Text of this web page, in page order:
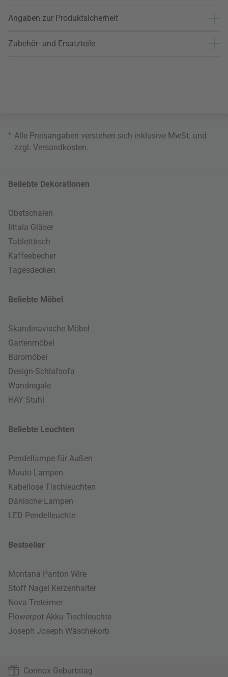
Angaben zur Produktsicherheit
Zubehör- und Ersatzteile
* Alle Preisangaben verstehen sich inklusive MwSt. und
zzgl. Versandkosten
Beliebte Dekorationen
Obstschalen
Iittala Gläser
Tabletttisch
Kaffeebecher
Tagesdecken
Beliebte Möbel
Skandinavische Möbel
Gartenmöbel
Büromöbel
Design-Schlafsofa
Wandregale
HAY Stuhl
Beliebte Leuchten
Pendellampe für Außen
Muuto Lampen
Kabellose Tischleuchten
Dänische Lampen
LED Pendelleuchte
Bestseller
Montana Panton Wire
Stoff Nagel Kerzenhalter
Nova Treteimer
Flowerpot Akku Tischleuchte
Joseph Joseph Wäschekorb
Connox Geburtstag